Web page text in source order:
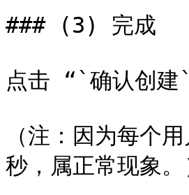
### (3) 完成
点击 “`确认创建
（注：因为每个
秒，属正常现象。